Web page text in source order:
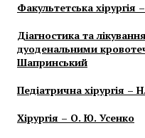
Факультетська
Діагностика та
дуоденальними
Шапринський
Педіатрична хірургія –
Хірургія – О. Ю. Усенко